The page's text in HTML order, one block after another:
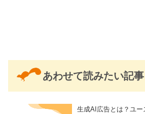
あわせて読みたい記事
生成AI広告とは？ユー